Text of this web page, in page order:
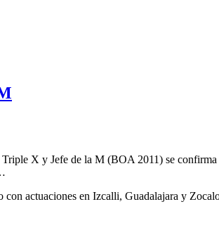
X y Jefe de la M (BOA 2011) se confirma
actuaciones en Izcalli, Guadalajara y